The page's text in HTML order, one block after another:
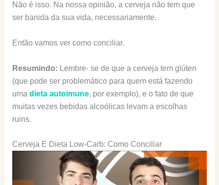
Não é isso. Na nossa opinião, a cerveja não tem que
ser banida da sua vida, necessariamente.
Então vamos ver como conciliar.
Resumindo: Lembre- se de que a cerveja tem glúten
(que pode ser problemático para quem está fazendo
uma dieta autoimune, por exemplo), e o fato de que
muitas vezes bebidas alcoólicas levam a escolhas
ruins.
Cerveja E Dieta Low-Carb: Como Conciliar